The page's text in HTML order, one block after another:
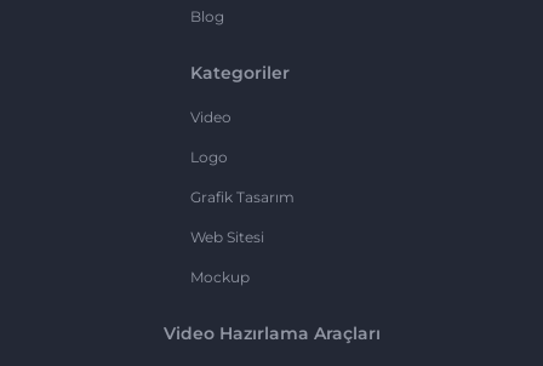
Blog
Kategoriler
Video
Logo
Grafik Tasarım
Web Sitesi
Mockup
Video Hazırlama Araçları